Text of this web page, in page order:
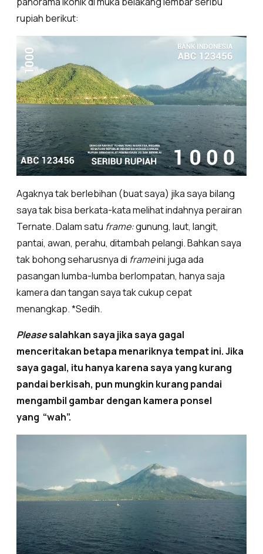
rupiah berikut:
Agaknya tak berlebihan (buat saya) jika saya bilang
saya tak bisa berkata-kata melihat indahnya perairan
Ternate. Dalam satu frame:gunung, laut, langit,
pantai, awan, perahu, ditambah pelangi. Bahkan saya
tak bohong seharusnya di frameini juga ada
pasangan lumba-lumba berlompatan, hanya saja
kamera dan tangan saya tak cukup cepat
menangkap. *Sedih.
Pleasesalahkan saya jika saya gagal
menceritakan betapa menariknya tempat ini. Jika
saya gagal, itu hanya karena saya yang kurang
pandai berkisah, pun mungkin kurang pandai
mengambil gambar dengan kamera ponsel
yang “wah”.